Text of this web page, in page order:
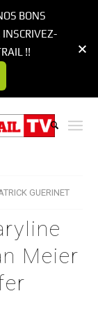
GUERINET
Meier
BONS
!!